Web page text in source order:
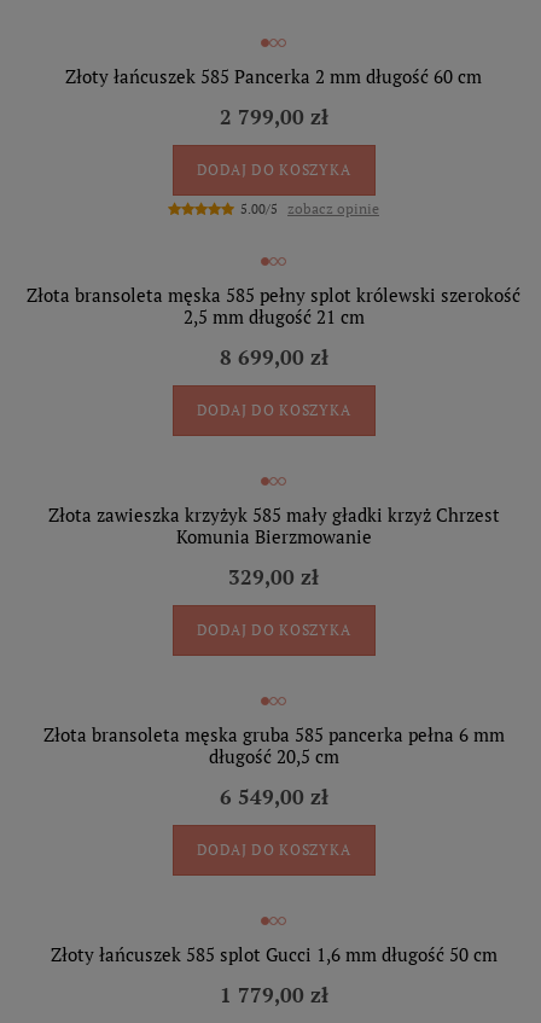
Złoty łańcuszek 585 Pancerka 2 mm długość 60 cm
2 799,00 zł
DODAJ DO KOSZYKA
5.00/5 zobacz opinie
Złota bransoleta męska 585 pełny splot królewski szerokość
2,5 mm długość 21 cm
8 699,00 zł
DODAJ DO KOSZYKA
Złota zawieszka krzyżyk 585 mały gładki krzyż Chrzest
Komunia Bierzmowanie
329,00 zł
DODAJ DO KOSZYKA
Złota bransoleta męska gruba 585 pancerka pełna 6 mm
długość 20,5 cm
6 549,00 zł
DODAJ DO KOSZYKA
Złoty łańcuszek 585 splot Gucci 1,6 mm długość 50 cm
1 779,00 zł